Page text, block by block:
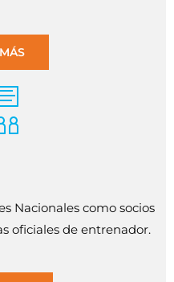
Nacionales como socios
oficiales de entrenador.